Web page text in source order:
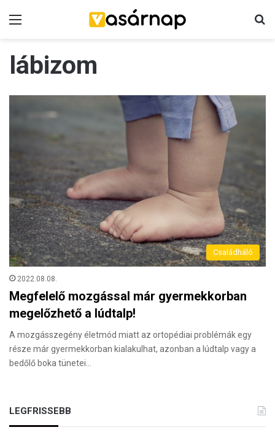
lábizom
Családháló
2022.08.08.
Megfelelő mozgással már gyermekkorban
megelőzhető a lúdtalp!
A mozgásszegény életmód miatt az ortopédiai problémák egy
része már gyermekkorban kialakulhat, azonban a lúdtalp vagy a
bedőlő boka tünetei…
LEGFRISSEBB